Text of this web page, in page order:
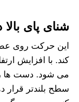
شنای پای
این حرکت روی
کند. با افزایش
می‌ شود. دست‌ ها را
سطح بلندتر قرار